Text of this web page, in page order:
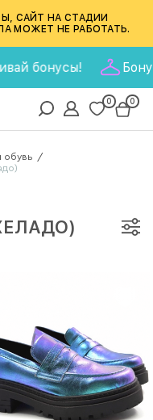
САЙТ НА СТАДИИ
МОЖЕТ НЕ РАБОТАТЬ.
бонусы!
0 0
обувь /